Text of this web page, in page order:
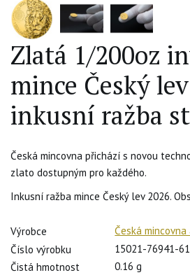
Zlatá 1/200oz
mince Český
inkusní ražba
Česká mincovna přichází s novou
zlato dostupným pro každého.
Inkusní ražba mince Český lev 2026.
Výrobce
Česká mincovna
Číslo výrobku
15021-76941-
Čistá hmotnost
0.16 g